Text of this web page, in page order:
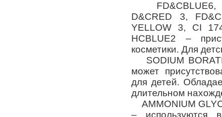
FD&CBLUE6,
D&CRED 3,
YELLOW 3, CI
HCBLUE2 –
косметики. Для
SODIUM
может
для детей.
длительном
AMMONIUM
– используются